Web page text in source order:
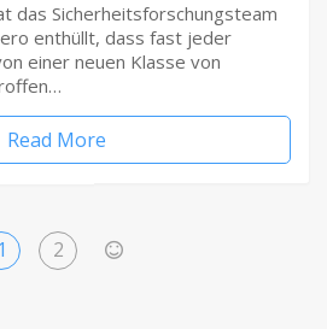
das Sicherheitsforschungsteam
enthüllt, dass fast jeder
einer neuen Klasse von
Read More
1 2